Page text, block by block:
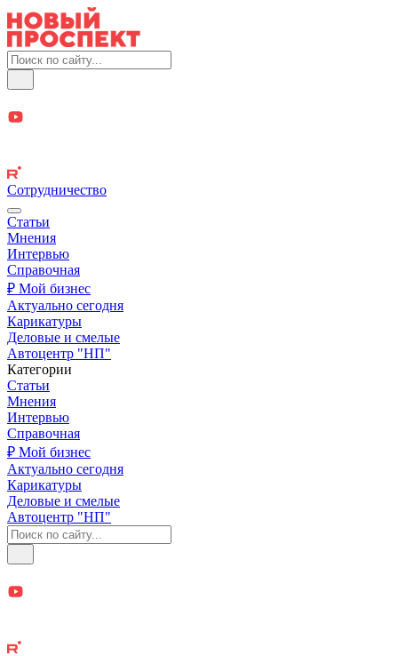
Сотрудничество
Статьи
Мнения
Интервью
Справочная
₽ Мой бизнес
Актуально сегодня
Карикатуры
Деловые и смелые
Автоцентр "НП"
Категории
Статьи
Мнения
Интервью
Справочная
₽ Мой бизнес
Актуально сегодня
Карикатуры
Деловые и смелые
Автоцентр "НП"